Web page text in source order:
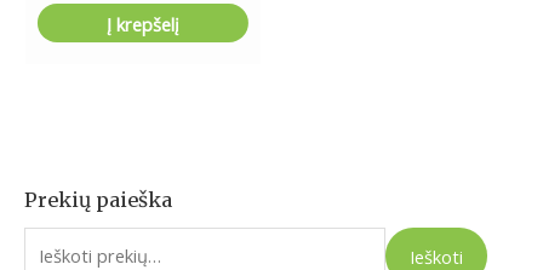
Prekių paieška
I
e
Ieškoti
Į krepšelį